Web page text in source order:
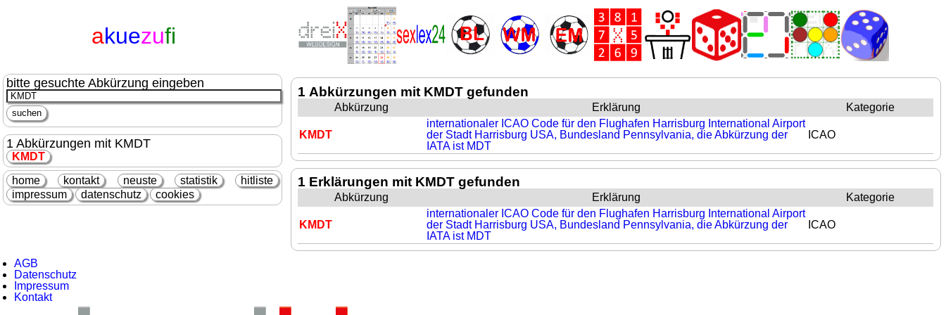
akuezufi
bitte gesuchte Abkürzung eingeben
1 Abkürzungen mit KMDT
KMDT
home kontakt neuste statistik
hitliste
impressum
datenschutz cookies
1 Abkürzungen mit KMDT gefunden
Abkürzung Erklärung Kategorie
KMDT
internationaler ICAO Code für den Flughafen Harrisburg International Airport
der Stadt Harrisburg USA, Bundesland Pennsylvania, die Abkürzung der
IATA ist MDT
ICAO
1 Erklärungen mit KMDT gefunden
Abkürzung Erklärung Kategorie
KMDT
internationaler ICAO Code für den Flughafen Harrisburg International Airport
der Stadt Harrisburg USA, Bundesland Pennsylvania, die Abkürzung der
IATA ist MDT
ICAO
AGB
Datenschutz
Impressum
Kontakt